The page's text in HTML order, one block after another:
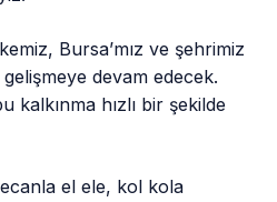
Bursa’mız ve şehrimiz
devam edecek.
kalkınma hızlı bir şekilde
el ele, kol kola